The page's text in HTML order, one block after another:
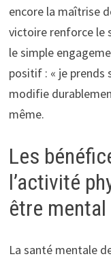
encore la maîtrise
victoire renforce le
le simple
positif : « je prends
modifie
même.
Les
l’activité
être
La santé mentale